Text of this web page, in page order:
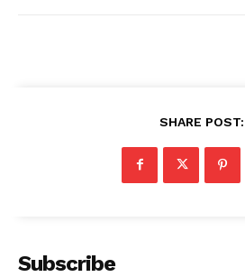
SHARE POST:
Subscribe